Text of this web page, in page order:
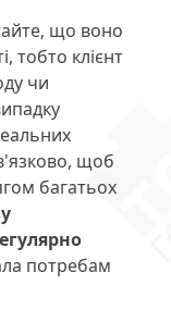
що воно
тобто клієнт
чи
щоб
багатьох
потребам